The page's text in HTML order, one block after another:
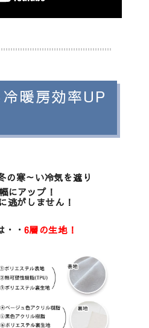
暖房効率UP
の寒～い冷気を遮り
にアップ！
逃がしません！
・・6層の生地！